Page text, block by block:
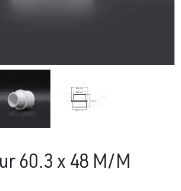
60.3 x 48 M/M